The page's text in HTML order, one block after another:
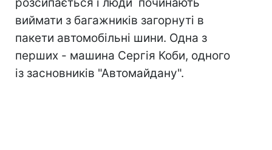
розсипається і люди починають
виймати з багажників загорнуті в
пакети автомобільні шини. Одна з
перших - машина Сергія Коби, одного
із засновників "Автомайдану".